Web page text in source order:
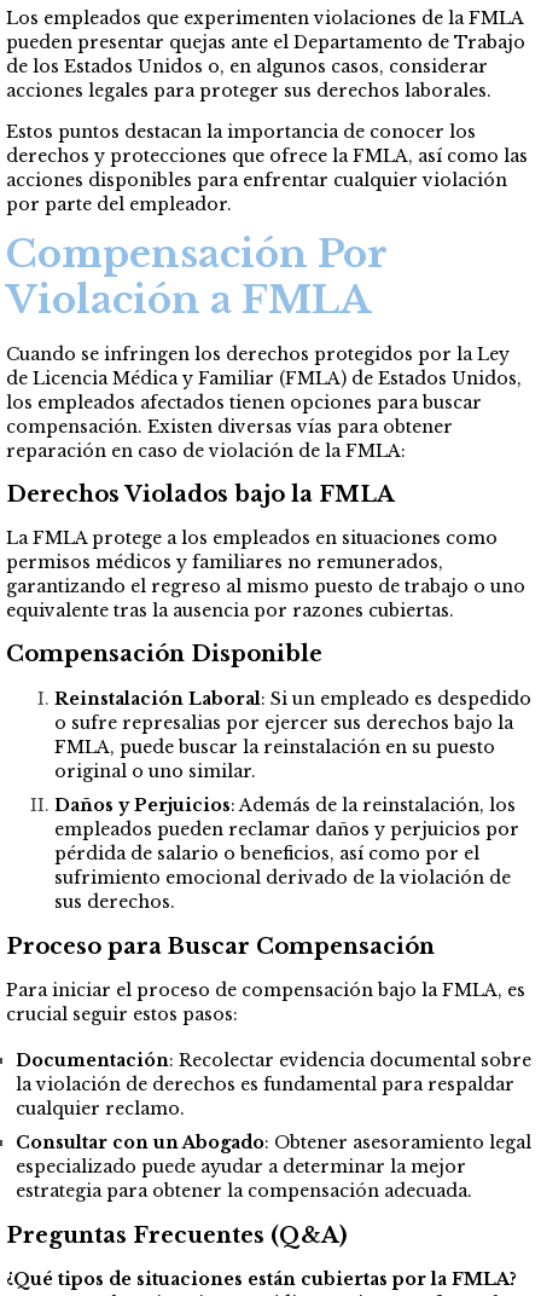
Los empleados que experimenten violaciones de la FMLA
pueden presentar quejas ante el Departamento de Trabajo
de los Estados Unidos o, en algunos casos, considerar
acciones legales para proteger sus derechos laborales.
Estos puntos destacan la importancia de conocer los
derechos y protecciones que ofrece la FMLA, así como las
acciones disponibles para enfrentar cualquier violación
por parte del empleador.
Compensación Por
Violación a FMLA
Cuando se infringen los derechos protegidos por la Ley
de Licencia Médica y Familiar (FMLA) de Estados Unidos,
los empleados afectados tienen opciones para buscar
compensación. Existen diversas vías para obtener
reparación en caso de violación de la FMLA:
Derechos Violados bajo la FMLA
La FMLA protege a los empleados en situaciones como
permisos médicos y familiares no remunerados,
garantizando el regreso al mismo puesto de trabajo o uno
equivalente tras la ausencia por razones cubiertas.
Compensación Disponible
Reinstalación Laboral: Si un empleado es despedido
o sufre represalias por ejercer sus derechos bajo la
FMLA, puede buscar la reinstalación en su puesto
original o uno similar.
Daños y Perjuicios: Además de la reinstalación, los
empleados pueden reclamar daños y perjuicios por
pérdida de salario o beneficios, así como por el
sufrimiento emocional derivado de la violación de
sus derechos.
Proceso para Buscar Compensación
Para iniciar el proceso de compensación bajo la FMLA, es
crucial seguir estos pasos:
Documentación: Recolectar evidencia documental sobre
la violación de derechos es fundamental para respaldar
cualquier reclamo.
Consultar con un Abogado: Obtener asesoramiento legal
especializado puede ayudar a determinar la mejor
estrategia para obtener la compensación adecuada.
Preguntas Frecuentes (Q&A)
¿Qué tipos de situaciones están cubiertas por la FMLA?